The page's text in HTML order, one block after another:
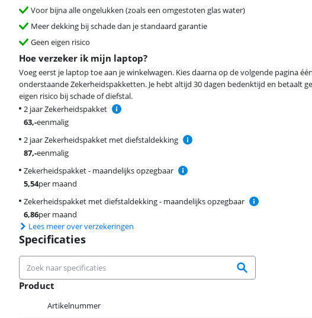
Voor bijna alle ongelukken (zoals een omgestoten glas water)
Meer dekking bij schade dan je standaard garantie
Geen eigen risico
Hoe verzeker ik mijn laptop?
Voeg eerst je laptop toe aan je winkelwagen. Kies daarna op de volgende pagina
onderstaande Zekerheidspakketten. Je hebt altijd 30 dagen bedenktijd en betaalt
eigen risico bij schade of diefstal.
2 jaar Zekerheidspakket
63,-eenmalig
2 jaar Zekerheidspakket met diefstaldekking
87,-eenmalig
Zekerheidspakket - maandelijks opzegbaar
5,54per maand
Zekerheidspakket met diefstaldekking - maandelijks opzegbaar
6,86per maand
Lees meer over verzekeringen
Specificaties
Product
Artikelnummer